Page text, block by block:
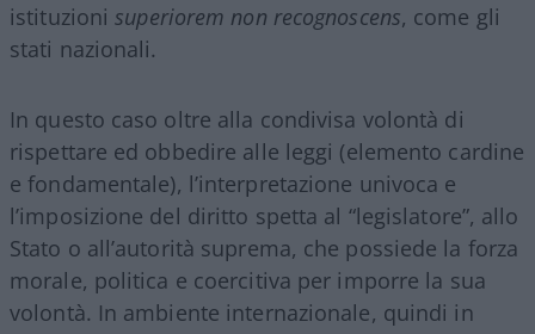
istituzionisuperiorem non recognoscens, come gli
stati nazionali.
In questo caso oltre alla condivisa volontà di
rispettare ed obbedire alle leggi (elemento cardine
e fondamentale), l’interpretazione univoca e
l’imposizione del diritto spetta al “legislatore”, allo
Stato o all’autorità suprema, che possiede la forza
morale, politica e coercitiva per imporre la sua
volontà. In ambiente internazionale, quindi in